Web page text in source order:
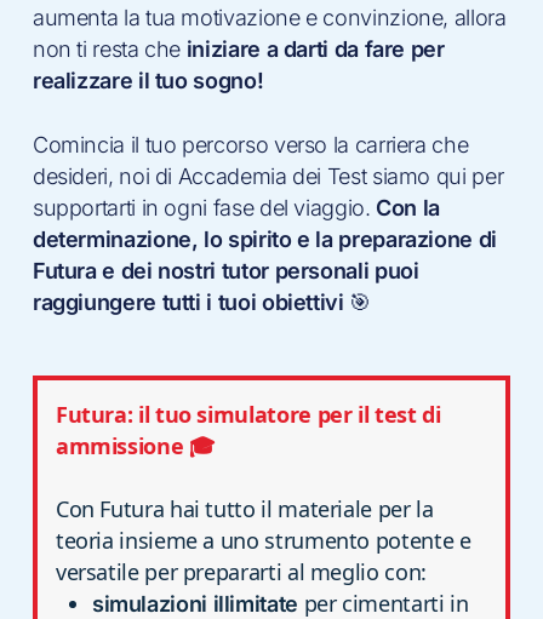
aumenta la tua motivazione e convinzione, allora
non ti resta che iniziare a darti da fare per
realizzare il tuo sogno!
Comincia il tuo percorso verso la carriera che
desideri, noi di Accademia dei Test siamo qui per
supportarti in ogni fase del viaggio. Con la
determinazione, lo spirito e la preparazione di
Futura e dei nostri tutor personali puoi
raggiungere tutti i tuoi obiettivi 🎯
Futura: il tuo simulatore per il test di
ammissione 🎓
Con Futura hai tutto il materiale per la
teoria insieme a uno strumento potente e
versatile per prepararti al meglio con:
simulazioni illimitate per cimentarti in